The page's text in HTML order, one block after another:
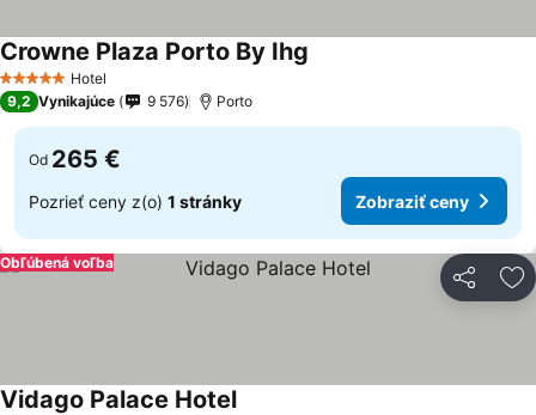
5 Počet hviezdičiek
Hotel
Crowne Plaza Porto By Ihg
9,2 Vynikajúce 9 576 Porto
Od 265 €
Pozrieť ceny z(o) 1 stránky Zobraziť ceny
Zdieľať
Obľúbená voľba
Vidago Palace Hotel